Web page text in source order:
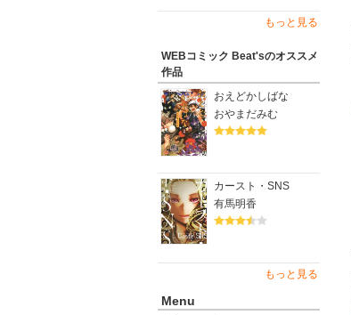
もっと見る
WEBコミック Beat'sのオススメ
作品
おえどかしばな
おやまだみむ
カースト・SNS
有馬明香
もっと見る
Menu